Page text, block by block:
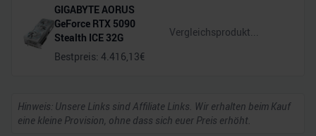
GIGABYTE AORUS
GeForce RTX 5090
Stealth ICE 32G
Bestpreis: 4.416,13€
Hinweis: Unsere Links sind Affiliate Links. Wir erhalten beim Kauf
eine kleine Provision, ohne dass sich euer Preis erhöht.